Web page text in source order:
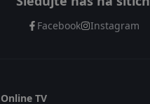
Facebook Instagram
Online TV